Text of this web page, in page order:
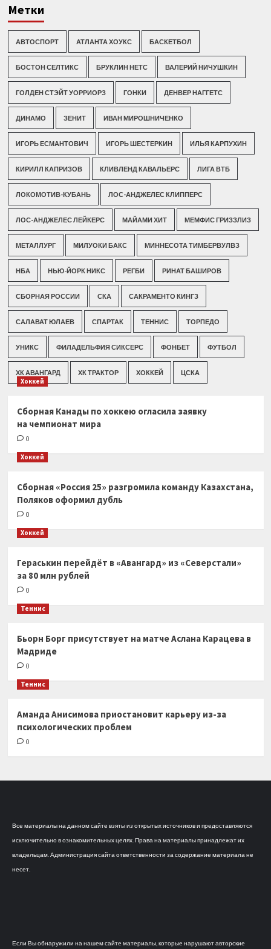
Метки
АВТОСПОРТ АТЛАНТА ХОУКС БАСКЕТБОЛ
БОСТОН СЕЛТИКС БРУКЛИН НЕТС ВАЛЕРИЙ НИЧУШКИН
ГОЛДЕН СТЭЙТ УОРРИОРЗ ГОНКИ ДЕНВЕР НАГГЕТС
ДИНАМО ЗЕНИТ ИВАН МИРОШНИЧЕНКО
ИГОРЬ ЕСМАНТОВИЧ ИГОРЬ ШЕСТЕРКИН ИЛЬЯ КАРПУХИН
КИРИЛЛ КАПРИЗОВ КЛИВЛЕНД КАВАЛЬЕРС ЛИГА ВТБ
ЛОКОМОТИВ-КУБАНЬ ЛОС-АНДЖЕЛЕС КЛИППЕРС
ЛОС-АНДЖЕЛЕС ЛЕЙКЕРС МАЙАМИ ХИТ МЕМФИС ГРИЗЗЛИЗ
МЕТАЛЛУРГ МИЛУОКИ БАКС МИННЕСОТА ТИМБЕРВУЛВЗ
НБА НЬЮ-ЙОРК НИКС РЕГБИ РИНАТ БАШИРОВ
СБОРНАЯ РОССИИ СКА САКРАМЕНТО КИНГЗ
САЛАВАТ ЮЛАЕВ СПАРТАК ТЕННИС ТОРПЕДО
УНИКС ФИЛАДЕЛЬФИЯ СИКСЕРС ФОНБЕТ ФУТБОЛ
ХК АВАНГАРД ХК ТРАКТОР ХОККЕЙ ЦСКА
Хоккей
Сборная Канады по хоккею огласила заявку
на чемпионат мира
0
Хоккей
Сборная «Россия 25» разгромила команду Казахстана,
Поляков оформил дубль
0
Хоккей
Гераськин перейдёт в «Авангард» из «Северстали»
за 80 млн рублей
0
Теннис
Бьорн Борг присутствует на матче Аслана Карацева в
Мадриде
0
Теннис
Аманда Анисимова приостановит карьеру из-за
психологических проблем
0
Все материалы на данном сайте взяты из открытых источников и предоставляются
исключительно в ознакомительных целях. Права на материалы принадлежат их
владельцам. Администрация сайта ответственности за содержание материала не
несет.
Если Вы обнаружили на нашем сайте материалы, которые нарушают авторские